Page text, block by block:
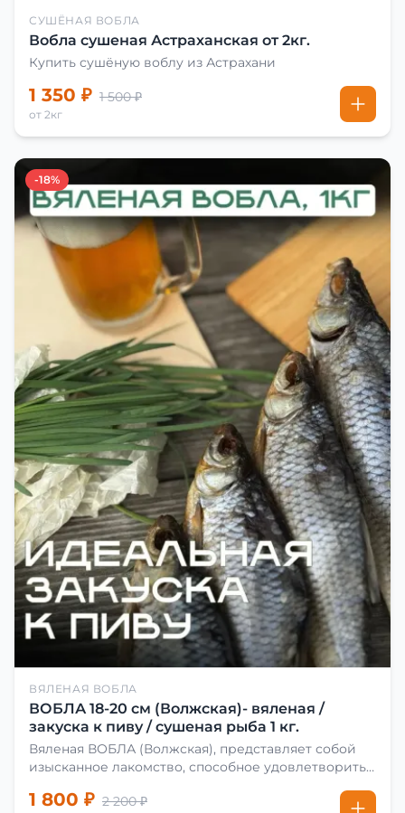
СУШЁНАЯ ВОБЛА
Вобла сушеная Астраханская от 2кг.
Купить сушёную воблу из Астрахани
1 350 ₽ 1 500 ₽
от 2кг
-18%
ВЯЛЕНАЯ ВОБЛА
ВОБЛА 18-20 см (Волжская)- вяленая /
закуска к пиву / сушеная рыба 1 кг.
Вяленая ВОБЛА (Волжская), представляет собой
изысканное лакомство, способное удовлетворить
сделать вяленую воблу, её сначала хорошо солят.
1 800 ₽ 2 200 ₽